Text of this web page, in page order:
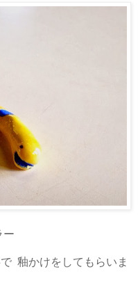
ー
釉かけをしてもらいま